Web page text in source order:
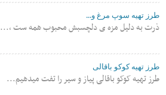
طرز تهیه سوپ مرغ و...
ذرت به دلیل مزه ی دلچسبش محبوب همه ست ،...
طرز تهیه کوکو باقالی
طرز تهیه کوکو باقالی پیاز و سیر را تفت میدهیم...